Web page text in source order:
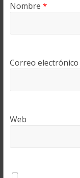
Nombre *
Correo electrónico
Web